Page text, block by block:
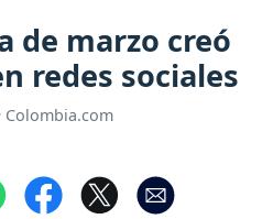
de marzo creó
redes sociales
Colombia.com